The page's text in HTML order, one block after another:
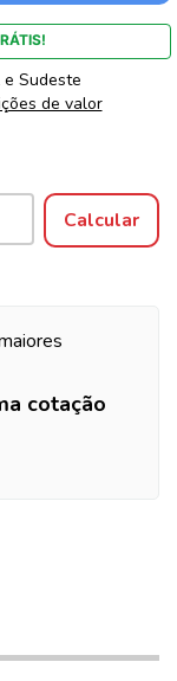
Sudeste
de valor
Calcular
cotação